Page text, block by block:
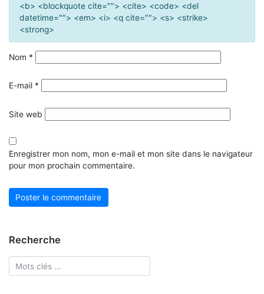
<b> <blockquote cite=""> <cite> <code> <del
datetime=""> <em> <i> <q cite=""> <s> <strike>
<strong>
Nom *
E-mail *
Site web
Enregistrer mon nom, mon e-mail et mon site dans le navigateur
pour mon prochain commentaire.
Recherche